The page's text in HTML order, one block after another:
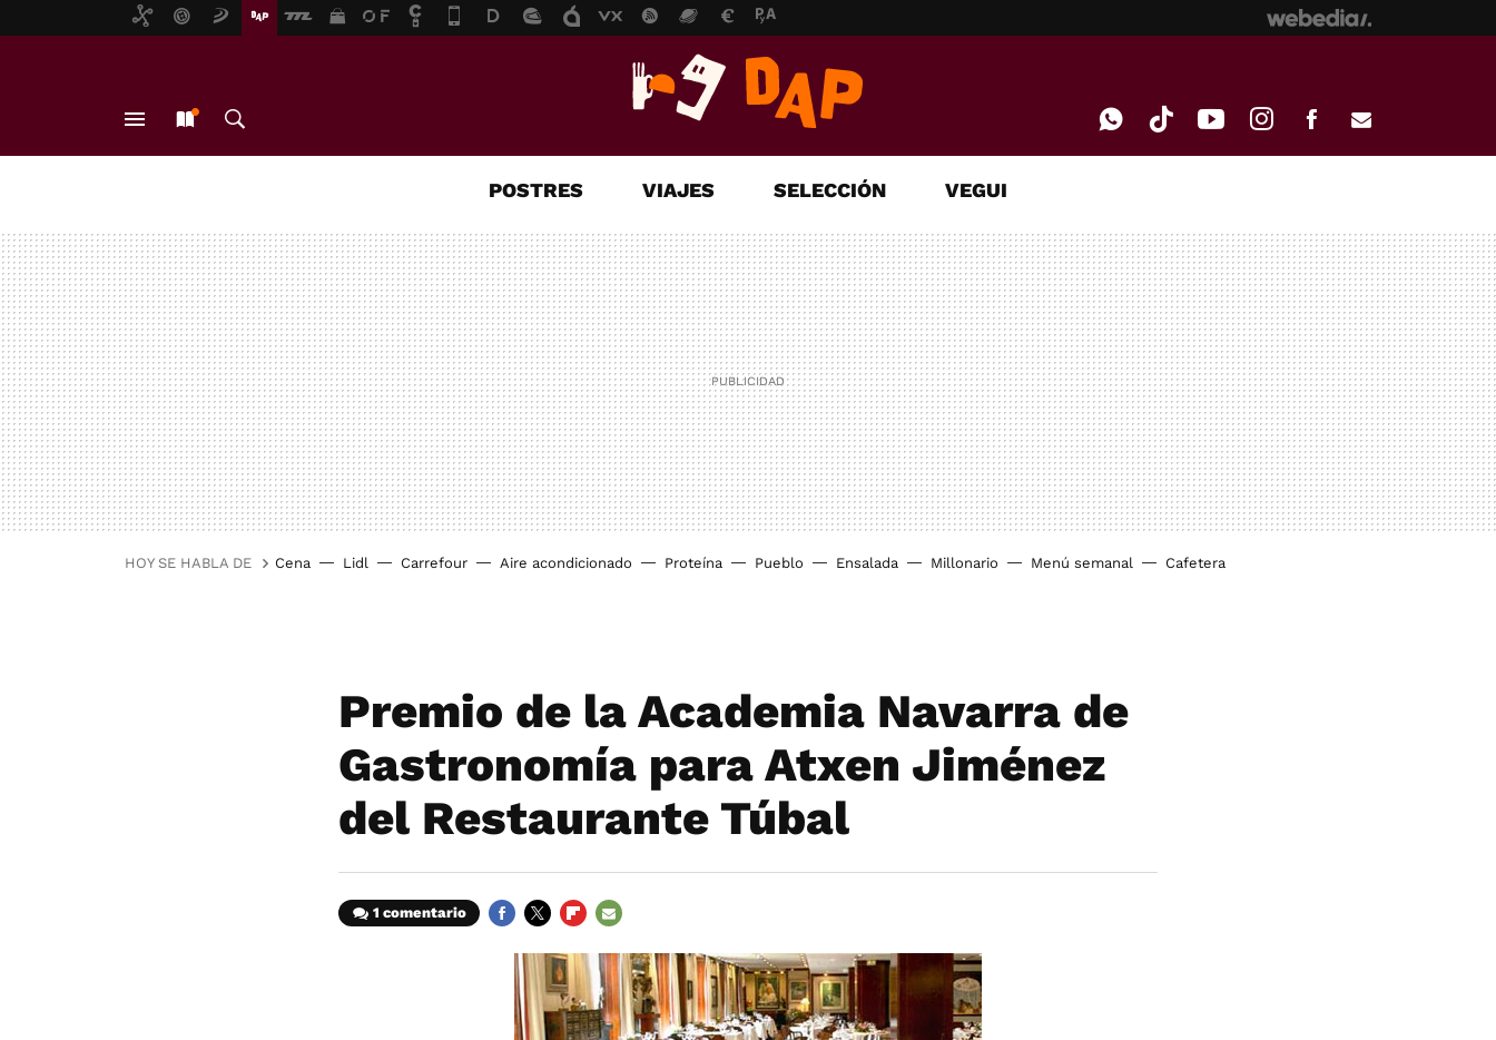
MAIL
POSTRES VIAJES SELECCIÓN VEGUI
HOY SE HABLA DE Cena Lidl Carrefour Aire acondicionado Proteína Pueblo Ensalada Millonario Menú semanal Cafetera
Premio de la Academia Navarra de
Gastronomía para Atxen Jiménez
del Restaurante Túbal
1 comentario
MAIL